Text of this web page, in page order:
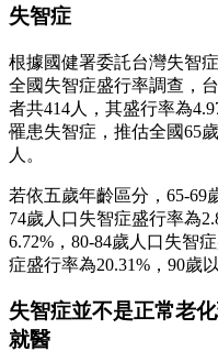
失智症
根據國健署委託台灣失智
全國失智症盛行率調查，
者共414人，其盛行率為
罹患失智症，推估全國65
人。
若依五歲年齡區分，65-69
74歲人口失智症盛行率為
6.72%，80-84歲人口失智
症盛行率為20.31%，90歲
失智症並不是正常老
就醫